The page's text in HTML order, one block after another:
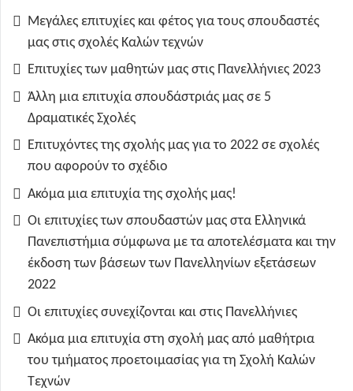
Μεγάλες επιτυχίες και φέτος για τους σπουδαστές
μας στις σχολές Καλών τεχνών
Επιτυχίες των μαθητών μας στις Πανελλήνιες 2023
Άλλη μια επιτυχία σπουδάστριάς μας σε 5
Δραματικές Σχολές
Επιτυχόντες της σχολής μας για το 2022 σε σχολές
που αφορούν το σχέδιο
Ακόμα μια επιτυχία της σχολής μας!
Οι επιτυχίες των σπουδαστών μας στα Ελληνικά
Πανεπιστήμια σύμφωνα με τα αποτελέσματα και την
έκδοση των βάσεων των Πανελληνίων εξετάσεων
2022
Οι επιτυχίες συνεχίζονται και στις Πανελλήνιες
Ακόμα μια επιτυχία στη σχολή μας από μαθήτρια
του τμήματος προετοιμασίας για τη Σχολή Καλών
Τεχνών